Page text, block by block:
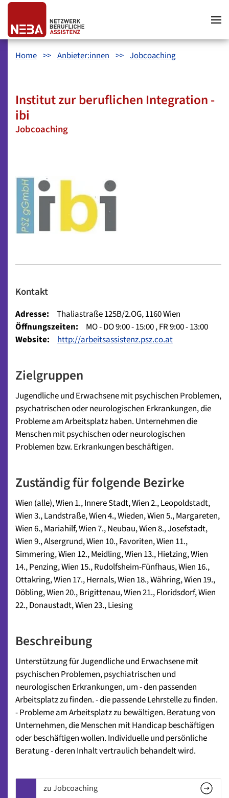
Zum Hauptinhalt springen
Zum Hauptmenü springen
Zum Footer springen
Home Anbieter:innen Jobcoaching
Institut zur beruflichen Integration -
ibi
Jobcoaching
Kontakt
Adresse:
Thaliastraße 125B/2.OG, 1160 Wien
Öffnungszeiten:
MO - DO 9:00 - 15:00 , FR 9:00 - 13:00
Website:
http://arbeitsassistenz.psz.co.at
Zielgruppen
Jugendliche und Erwachsene mit psychischen Problemen,
psychatrischen oder neurologischen Erkrankungen, die
Probleme am Arbeitsplatz haben. Unternehmen die
Menschen mit psychischen oder neurologischen
Problemen bzw. Erkrankungen beschäftigen.
Zuständig für folgende Bezirke
Wien (alle),Wien 1., Innere Stadt,Wien 2., Leopoldstadt,
Wien 3., Landstraße,Wien 4., Wieden,Wien 5., Margareten,
Wien 6., Mariahilf,Wien 7., Neubau,Wien 8., Josefstadt,
Wien 9., Alsergrund,Wien 10., Favoriten,Wien 11.,
Simmering,Wien 12., Meidling,Wien 13., Hietzing,Wien
14., Penzing,Wien 15., Rudolfsheim-Fünfhaus,Wien 16.,
Ottakring,Wien 17., Hernals,Wien 18., Währing,Wien 19.,
Döbling,Wien 20., Brigittenau,Wien 21., Floridsdorf,Wien
22., Donaustadt,Wien 23., Liesing
Beschreibung
Unterstützung für Jugendliche und Erwachsene mit
psychischen Problemen, psychiatrischen und
neurologischen Erkrankungen, um - den passenden
Arbeitsplatz zu finden. - die passende Lehrstelle zu finden.
- Probleme am Arbeitsplatz zu bewältigen. Beratung von
Unternehmen, die Menschen mit Handicap beschäftigen
oder beschäftigen wollen. Individuelle und persönliche
Beratung - deren Inhalt vertraulich behandelt wird.
zu Jobcoaching